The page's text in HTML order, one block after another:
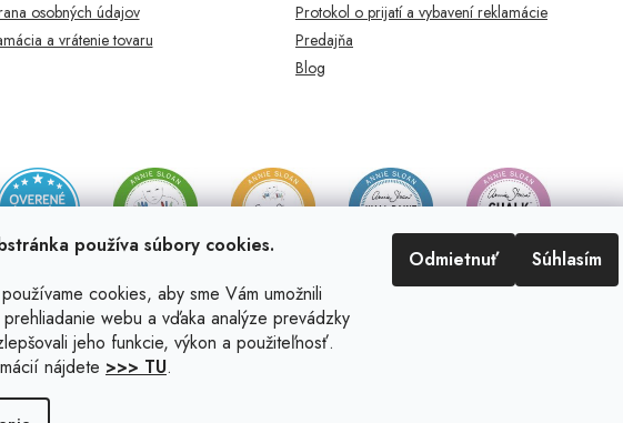
používa súbory cookies.
cookies, aby sme Vám umožnili
webu a vďaka analýze prevádzky
jeho funkcie, výkon a použiteľnosť.
nájdete >>> TU.
Odmietnuť Súhlasím
osobných údajov
a vrátenie tovaru
Protokol o prijatí a vybavení reklamácie
Predajňa
Blog